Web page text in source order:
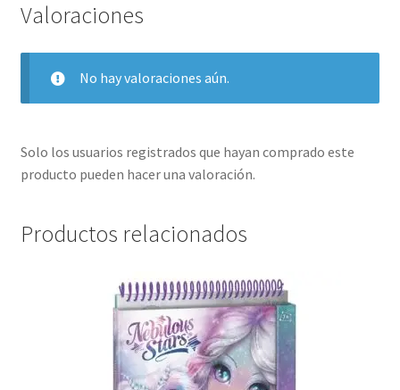
Valoraciones
No hay valoraciones aún.
Solo los usuarios registrados que hayan comprado este
producto pueden hacer una valoración.
Productos relacionados